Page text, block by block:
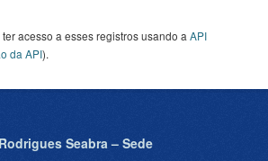
acesso a esses registros usando a API
da API).
Seabra – Sede